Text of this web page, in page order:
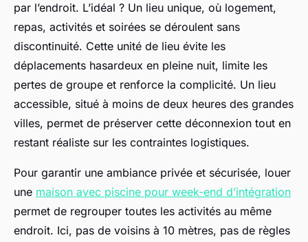
par l’endroit. L’idéal ? Un lieu unique, où logement,
repas, activités et soirées se déroulent sans
discontinuité. Cette unité de lieu évite les
déplacements hasardeux en pleine nuit, limite les
pertes de groupe et renforce la complicité. Un lieu
accessible, situé à moins de deux heures des grandes
villes, permet de préserver cette déconnexion tout en
restant réaliste sur les contraintes logistiques.
Pour garantir une ambiance privée et sécurisée, louer
une maison avec piscine pour week-end d’intégration
permet de regrouper toutes les activités au même
endroit. Ici, pas de voisins à 10 mètres, pas de règles